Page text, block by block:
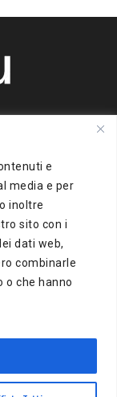
e
media e per
inoltre
sito con i
dati web,
combinarle
o che hanno
BigBox
n.383 del